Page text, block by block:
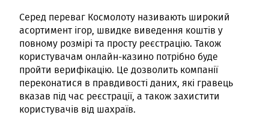
Серед переваг Космолоту називають широкий
асортимент ігор, швидке виведення коштів у
повному розмірі та просту реєстрацію. Також
користувачам онлайн-казино потрібно буде
пройти верифікацію. Це дозволить компанії
переконатися в правдивості даних, які гравець
вказав під час реєстрації, а також захистити
користувачів від шахраїв.